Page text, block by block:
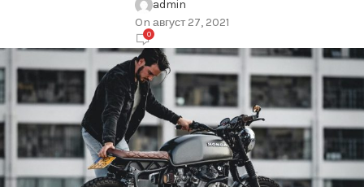
admin
On август 27, 2021
0